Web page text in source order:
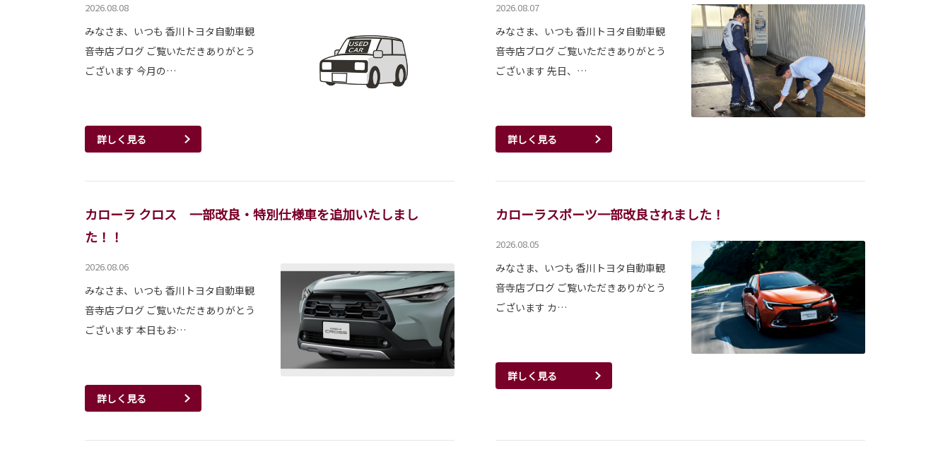
2026.08.08
みなさま、いつも 香川トヨタ自動車観
音寺店ブログ ご覧いただきありがとう
ございます 今月の…
詳しく見る
2026.08.07
みなさま、いつも 香川トヨタ自動車観
音寺店ブログ ご覧いただきありがとう
ございます 先日、…
詳しく見る
カローラ クロス 一部改良・特別仕様車を追加いたしまし
た！！
2026.08.06
みなさま、いつも 香川トヨタ自動車観
音寺店ブログ ご覧いただきありがとう
ございます 本日もお…
詳しく見る
カローラスポーツ一部改良されました！
2026.08.05
みなさま、いつも 香川トヨタ自動車観
音寺店ブログ ご覧いただきありがとう
ございます カ…
詳しく見る